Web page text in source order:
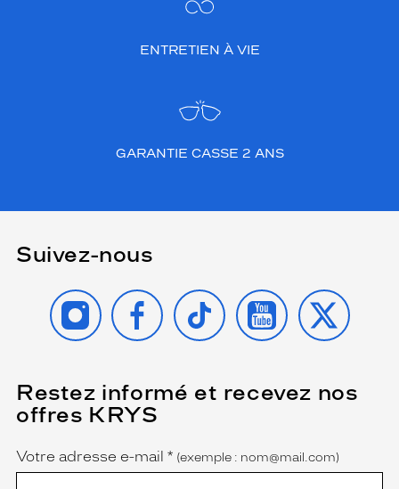
ENTRETIEN À VIE
GARANTIE CASSE 2 ANS
Suivez-nous
INSTAGRAMFACEBOOK
TIKTOK YOUTUBE
X
Restez informé et recevez nos
offres KRYS
Name
Votre adresse e-mail *
(Ce
champ
est
obligatoire)
(exemple : nom@mail.com)